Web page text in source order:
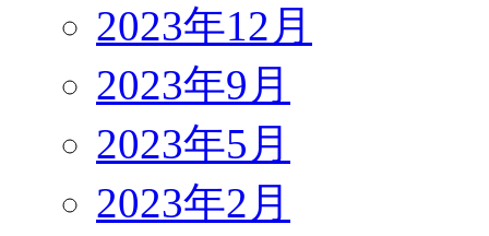
2023年12月
2023年9月
2023年5月
2023年2月